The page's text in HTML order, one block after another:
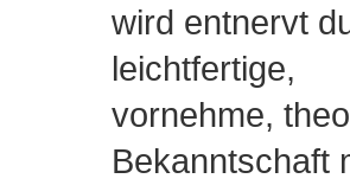
wird entnervt
leichtfertige,
vornehme,
Bekanntschaft